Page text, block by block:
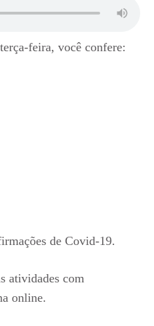
feira, você confere:
de Covid-19.
atividades com
online.